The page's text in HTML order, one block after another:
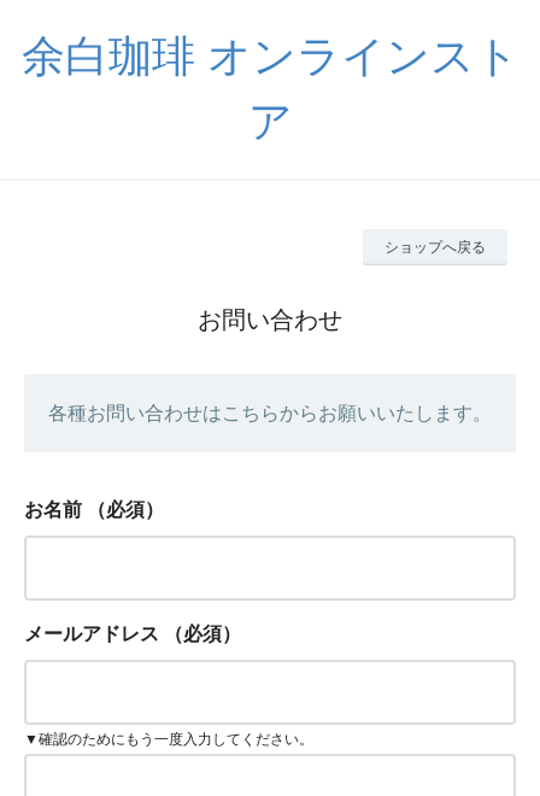
余白珈琲 オンラインスト
ア
ショップへ戻る
お問い合わせ
各種お問い合わせはこちらからお願いいたします。
お名前 （必須）
メールアドレス （必須）
▼確認のためにもう一度入力してください。